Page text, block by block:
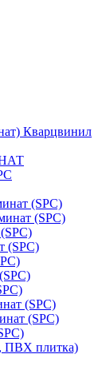
Кварцвинил
(SPC)
(SPC)
(SPC)
(SPC)
(SPC)